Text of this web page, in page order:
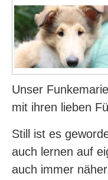
Unser
mit ihren lieben
Still ist es
auch lernen auf
auch immer